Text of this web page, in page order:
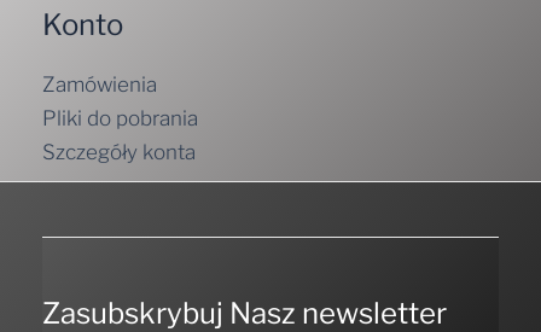
Konto
Zamówienia
Pliki do pobrania
Szczegóły konta
Zasubskrybuj Nasz newsletter